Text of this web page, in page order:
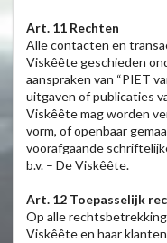
Art. 11 Rechten
Alle contacten en
Viskêête geschieden
aanspraken van “PIET
uitgaven of publicaties
Viskêête mag worden
vorm, of openbaar
voorafgaande
b.v. – De Viskêête.
Art. 12 Toepasselijk
Op alle
Viskêête en haar